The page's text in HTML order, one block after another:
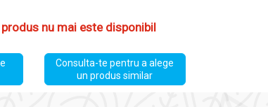
nu mai este disponibil
Consulta-te pentru a alege
un produs similar